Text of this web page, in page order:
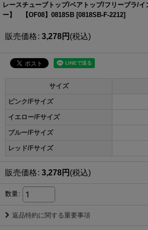
レースチューブトップ/ベアトップ/フリーブラ/
ー】 【OF08】0818SB [0818SB-F-2212]
販売価格: 3,278円 (税込)
サイズ
ピンク/Fサイズ
イエロー/Fサイズ
ブルー/Fサイズ
レッド/Fサイズ
販売価格: 3,278円 (税込)
数量:
返品特約に関する重要事項